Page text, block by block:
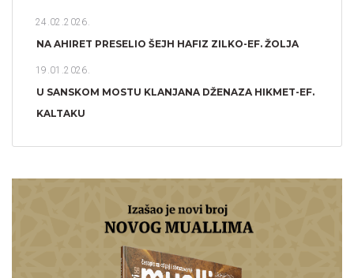
24.02.2026.
NA AHIRET PRESELIO ŠEJH HAFIZ ZILKO-EF. ŽOLJA
19.01.2026.
U SANSKOM MOSTU KLANJANA DŽENAZA HIKMET-EF.
KALTAKU